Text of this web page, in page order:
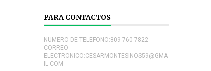
PARA CONTACTOS
NUMERO DE TELEFONO:809-760-7822
CORREO
ELECTRONICO:CESARMONTESINOS59@GMA
IL.COM